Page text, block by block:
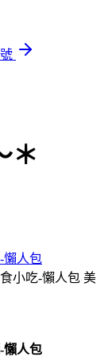
＊
懶人包
小吃-懶人包 美
懶人包